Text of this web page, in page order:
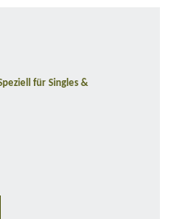
für Singles &